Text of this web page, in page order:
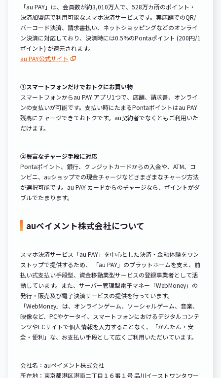
「au PAY」は、会員数が約3,010万人で、528万カ所のポイント・
決済加盟店で利用可能なスマホ決済サービスです。実店舗でのQR/
バーコード決済、請求書払い、ネットショッピングなどのオンライ
ン決済に対応しており、決済時には0.5%のPontaポイント (200円/1
ポイント) が還元されます。
au PAY公式サイト
①スマートフォンだけでおトクにお買い物
スマートフォンからau PAY アプリ1つで、店舗、請求書、オンライ
ンの支払いが可能です。支払い時にたまるPontaポイントはau PAY
残高にチャージできておトクです。au契約者でなくともご利用いた
だけます。
②豊富なチャージ手段に対応
Pontaポイント、銀行、クレジットカードからの入金や、ATM、コ
ンビニ、auショップでの現金チャージなどさまざまなチャージ方法
が選択可能です。au PAY カードからのチャージなら、ポイントがダ
ブルでたまります。
auペイメント株式会社について
スマホ決済サービス「au PAY」を中心とした決済・金融体験をワン
ストップで提供するため、 「au PAY」のプラットホームを支え、前
払い式支払い手段型、資金移動業型サービスの登録事業者として活
動しています。また、サーバー管理型電子マネー「WebMoney」の
発行・販売及び電子決済サービスの提供を行っています。
「WebMoney」は、オンラインゲーム、ソーシャルゲーム、音楽、
映像など、PCやケータイ、スマートフォンにおけるデジタルコンテ
ンツやECサイトで個人情報を入力することなく、「かんたん・安
全・便利」な、お支払い手段として広くご利用いただいています。
会社名：auペイメント株式会社
所在地：東京都港区港南二丁目１６番１号 品川イーストワンタワー